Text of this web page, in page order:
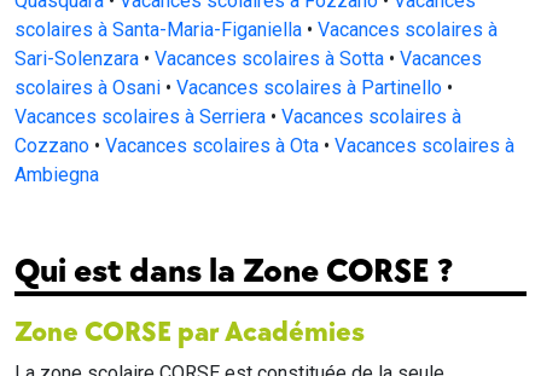
scolaires à Santa-Maria-Figaniella • Vacances scolaires à
Sari-Solenzara • Vacances scolaires à Sotta • Vacances
scolaires à Osani • Vacances scolaires à Partinello •
Vacances scolaires à Serriera • Vacances scolaires à
Cozzano • Vacances scolaires à Ota • Vacances scolaires à
Ambiegna
Qui est dans la Zone CORSE ?
Zone CORSE par Académies